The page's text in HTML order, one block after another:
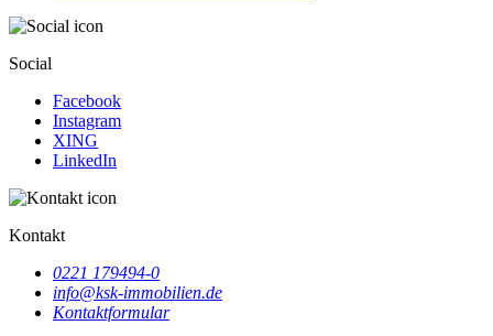
Social
Facebook
Instagram
XING
LinkedIn
Kontakt
0221 179494-0
info@ksk-immobilien.de
Kontaktformular